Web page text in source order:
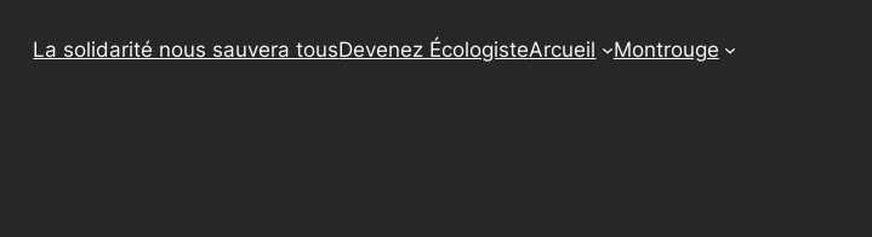
La solidarité nous sauvera tousDevenez ÉcologisteArcueil Montrouge